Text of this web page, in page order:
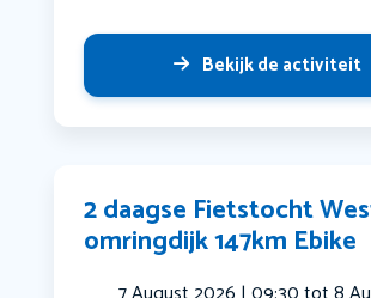
Bekijk de activiteit
2 daagse Fietstocht
omringdijk 147km Ebike